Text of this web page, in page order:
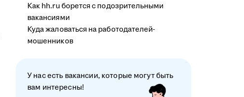
Как hh.ru борется с подозрительными
вакансиями
Куда жаловаться на работодателей-
мошенников
У нас есть вакансии, которые могут быть
вам интересны!